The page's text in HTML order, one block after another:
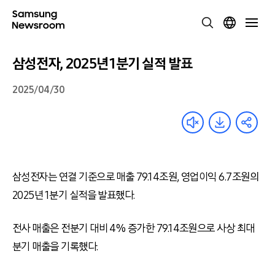
삼성전자, 2025년 1분기 실적 발표
2025/04/30
삼성전자는 연결 기준으로 매출 79.14조원, 영업이익 6.7조원의
2025년 1분기 실적을 발표했다.
전사 매출은 전분기 대비 4% 증가한 79.14조원으로 사상 최대
분기 매출을 기록했다.